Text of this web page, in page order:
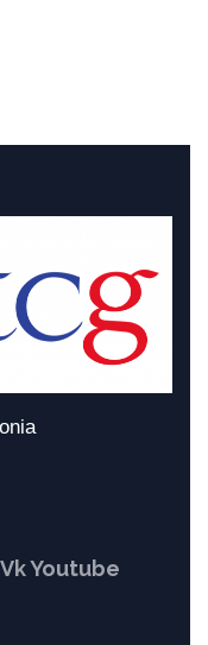
VkYoutube